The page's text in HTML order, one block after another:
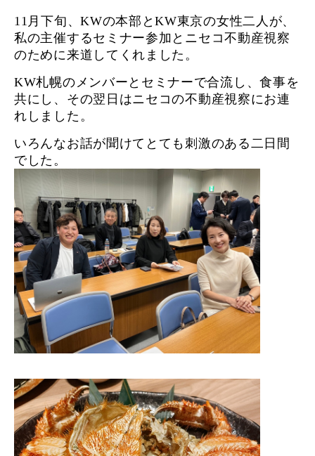
11月下旬、KWの本部とKW東京の女性二人が、
私の主催するセミナー参加とニセコ不動産視察
のために来道してくれました。
KW札幌のメンバーとセミナーで合流し、食事を
共にし、その翌日はニセコの不動産視察にお連
れしました。
いろんなお話が聞けてとても刺激のある二日間
でした。